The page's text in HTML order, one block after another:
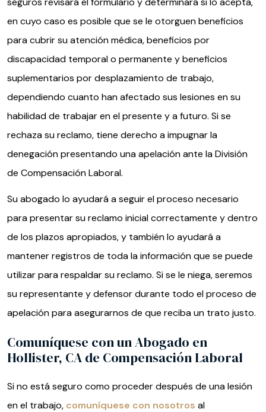
en cuyo caso es posible que se le otorguen beneficios
para cubrir su atención médica, beneficios por
discapacidad temporal o permanente y beneficios
suplementarios por desplazamiento de trabajo,
dependiendo cuanto han afectado sus lesiones en su
habilidad de trabajar en el presente y a futuro. Si se
rechaza su reclamo, tiene derecho a impugnar la
denegación presentando una apelación ante la División
de Compensación Laboral.
Su abogado lo ayudará a seguir el proceso necesario
para presentar su reclamo inicial correctamente y dentro
de los plazos apropiados, y también lo ayudará a
mantener registros de toda la información que se puede
utilizar para respaldar su reclamo. Si se le niega, seremos
su representante y defensor durante todo el proceso de
apelación para asegurarnos de que reciba un trato justo.
Comuníquese con un Abogado en
Hollister, CA de Compensación Laboral
Si no está seguro como proceder después de una lesión
en el trabajo, comuníquese con nosotros al